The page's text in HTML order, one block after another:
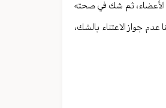
الغسل، ورقم المسألة (٢٠٨) وهي: إذا غسل أحد الأعضاء، ثم شك في صحته
جواز الاعتناء بالشك،